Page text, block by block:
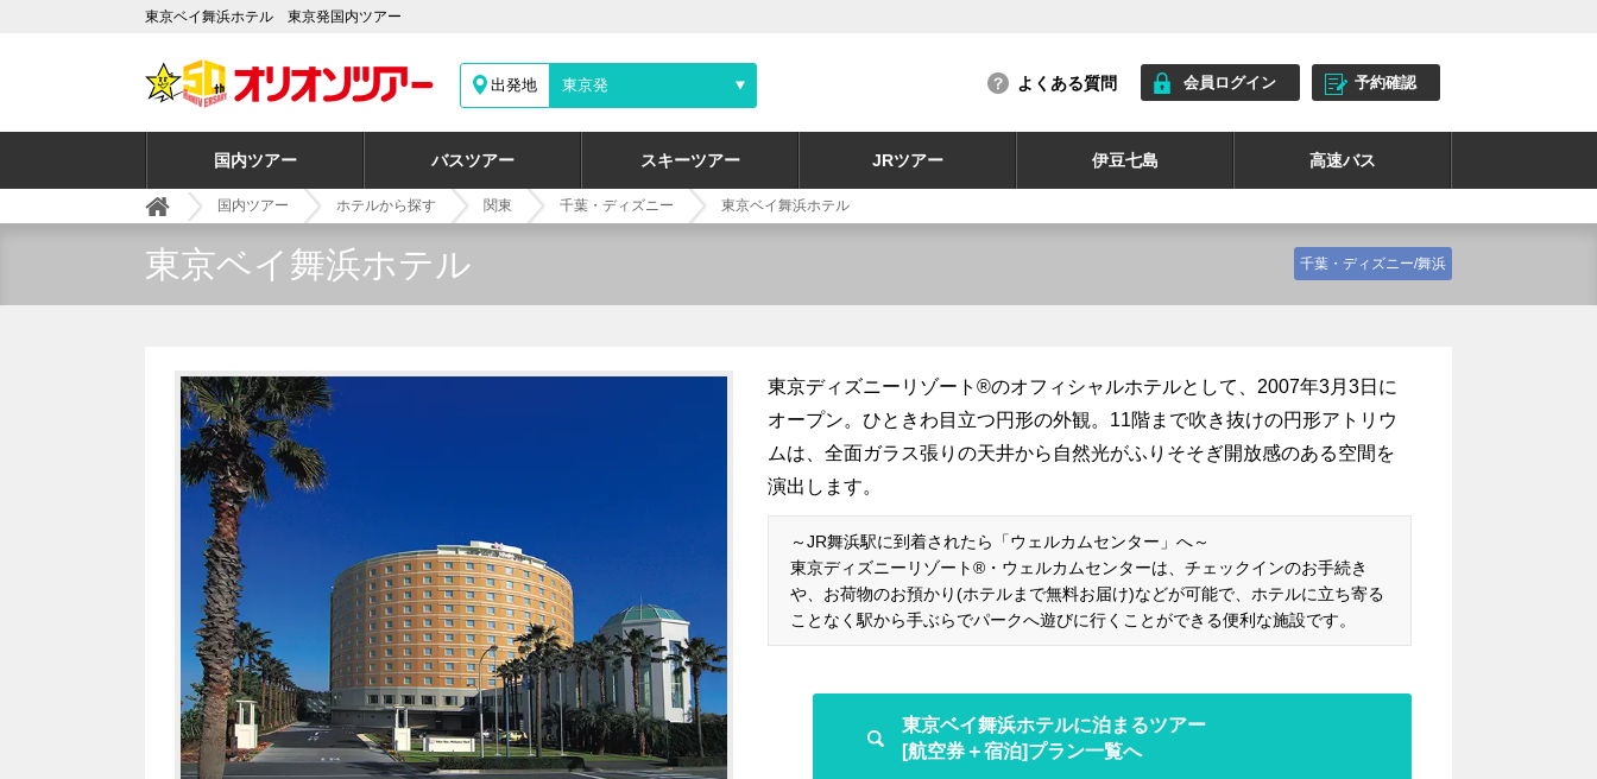
東京ベイ舞浜ホテル 東京発国内ツアー
出発地 東京発 よくある質問 会員ログイン 予約確認
国内ツアー バスツアー スキーツアー JRツアー 伊豆七島 高速バス
国内ツアー ホテルから探す 関東 千葉・ディズニー 東京ベイ舞浜ホテル
東京ベイ舞浜ホテル 千葉・ディズニー/舞浜
東京ディズニーリゾート®のオフィシャルホテルとして、2007年3月3日に
オープン。ひときわ目立つ円形の外観。11階まで吹き抜けの円形アトリウ
ムは、全面ガラス張りの天井から自然光がふりそそぎ開放感のある空間を
演出します。
～JR舞浜駅に到着されたら「ウェルカムセンター」へ～
東京ディズニーリゾート®・ウェルカムセンターは、チェックインのお手続き
や、お荷物のお預かり(ホテルまで無料お届け)などが可能で、ホテルに立ち寄る
ことなく駅から手ぶらでパークへ遊びに行くことができる便利な施設です。
東京ベイ舞浜ホテルに泊まるツアー
[航空券＋宿泊]プラン一覧へ